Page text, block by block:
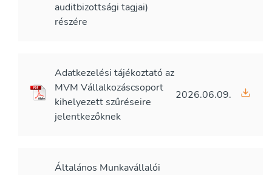
auditbizottsági tagjai)
részére
Adatkezelési tájékoztató az
MVM Vállalkozáscsoport
kihelyezett szűréseire
jelentkezőknek
2026.06.09.
Általános Munkavállalói